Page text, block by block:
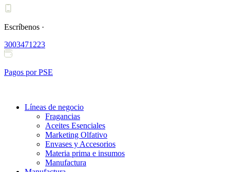
Ir
contenido
Escríbenos ·
3003471223
Pagos por PSE
Líneas de negocio
Fragancias
Aceites Esenciales
Marketing Olfativo
Envases y Accesorios
Materia prima e insumos
Manufactura